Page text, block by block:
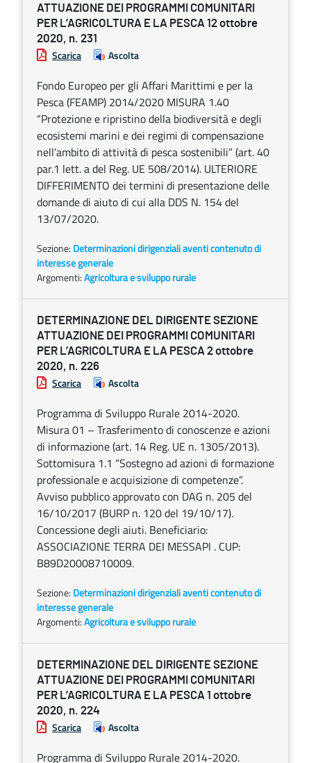
ATTUAZIONE DEI PROGRAMMI COMUNITARI
PER L’AGRICOLTURA E LA PESCA 12 ottobre
2020, n. 231
Scarica Ascolta
Fondo Europeo per gli Affari Marittimi e per la
Pesca (FEAMP) 2014/2020 MISURA 1.40
“Protezione e ripristino della biodiversità e degli
ecosistemi marini e dei regimi di compensazione
nell’ambito di attività di pesca sostenibili” (art. 40
par.1 lett. a del Reg. UE 508/2014). ULTERIORE
DIFFERIMENTO dei termini di presentazione delle
domande di aiuto di cui alla DDS N. 154 del
13/07/2020.
Sezione: Determinazioni dirigenziali aventi contenuto di
interesse generale
Argomenti:Agricoltura e sviluppo rurale
DETERMINAZIONE DEL DIRIGENTE SEZIONE
ATTUAZIONE DEI PROGRAMMI COMUNITARI
PER L’AGRICOLTURA E LA PESCA 2 ottobre
2020, n. 226
Scarica Ascolta
Programma di Sviluppo Rurale 2014-2020.
Misura 01 – Trasferimento di conoscenze e azioni
di informazione (art. 14 Reg. UE n. 1305/2013).
Sottomisura 1.1 “Sostegno ad azioni di formazione
professionale e acquisizione di competenze”.
Avviso pubblico approvato con DAG n. 205 del
16/10/2017 (BURP n. 120 del 19/10/17).
Concessione degli aiuti. Beneficiario:
ASSOCIAZIONE TERRA DEI MESSAPI . CUP:
B89D20008710009.
Sezione: Determinazioni dirigenziali aventi contenuto di
interesse generale
Argomenti:Agricoltura e sviluppo rurale
DETERMINAZIONE DEL DIRIGENTE SEZIONE
ATTUAZIONE DEI PROGRAMMI COMUNITARI
PER L’AGRICOLTURA E LA PESCA 1 ottobre
2020, n. 224
Scarica Ascolta
Programma di Sviluppo Rurale 2014-2020.